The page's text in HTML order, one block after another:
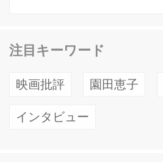
注目キーワード
映画批評 園田恵子
インタビュー